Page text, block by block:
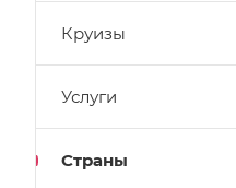
Круизы
Услуги
Страны